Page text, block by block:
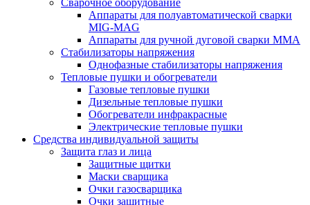
Сварочное оборудование
Аппараты для полуавтоматической сварки
MIG-MAG
Аппараты для ручной дуговой сварки MMA
Стабилизаторы напряжения
Однофазные стабилизаторы напряжения
Тепловые пушки и обогреватели
Газовые тепловые пушки
Дизельные тепловые пушки
Обогреватели инфракрасные
Электрические тепловые пушки
Средства индивидуальной защиты
Защита глаз и лица
Защитные щитки
Маски сварщика
Очки газосварщика
Очки защитные